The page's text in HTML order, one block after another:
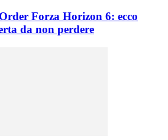
Forza Horizon 6: ecco
da non perdere